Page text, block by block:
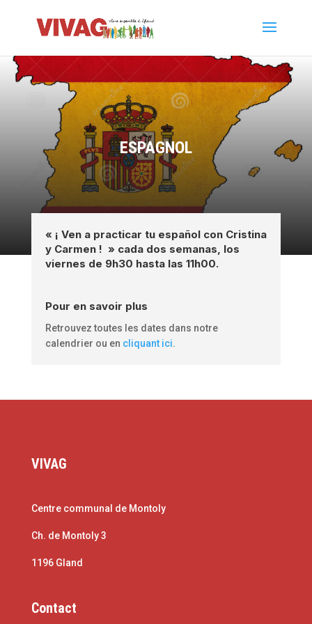
ESPAGNOL
« ¡ Ven a practicar tu español con Cristina
y Carmen ! » cada dos semanas, los
viernes de 9h30 hasta las 11h00.
Pour en savoir plus
Retrouvez toutes les dates dans notre
calendrier ou en cliquant ici.
VIVAG
Centre communal de Montoly
Ch. de Montoly 3
1196 Gland
Contact